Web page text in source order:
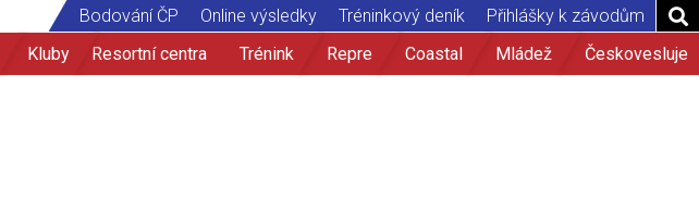
Bodování ČP Online výsledky Tréninkový deník
Přihlášky k závodům
Kluby Resortní centra Trénink Repre Coastal Mládež Českovesluje